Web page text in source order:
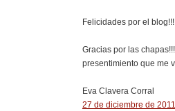
Felicidades por el blog!!!
Gracias por las
presentimiento que me
Eva Clavera Corral
27 de diciembre de